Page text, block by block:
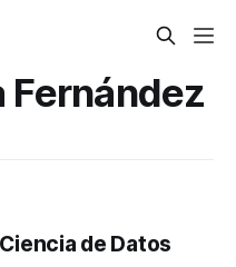
Fernández
de Datos